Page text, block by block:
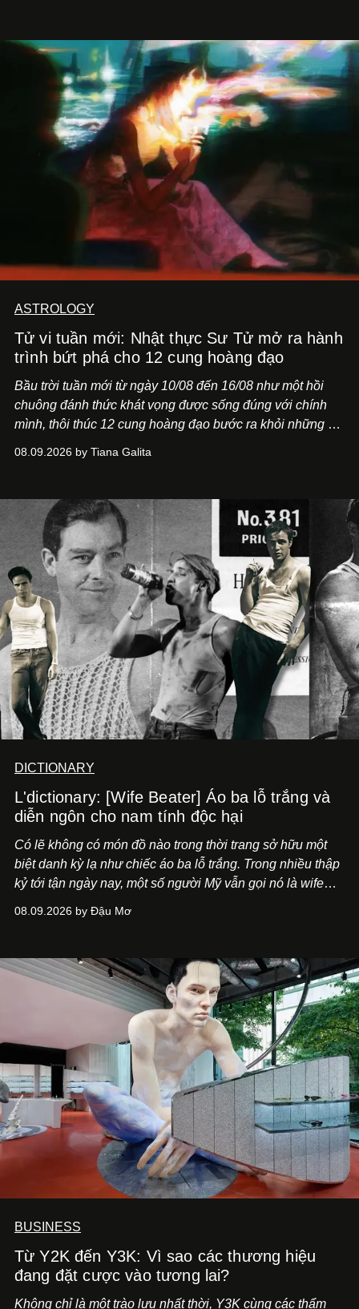
Kitchen Bar và SALEM tại TP.HCM.
ASTROLOGY
Tử vi tuần mới: Nhật thực Sư Tử mở ra hành
trình bứt phá cho 12 cung hoàng đạo
Bầu trời tuần mới từ ngày 10/08 đến 16/08 như một hồi
chuông đánh thức khát vọng được sống đúng với chính
mình, thôi thúc 12 cung hoàng đạo bước ra khỏi những vỏ
08.09.2026 by Tiana Galita
DICTIONARY
L'dictionary: [Wife Beater] Áo ba lỗ trắng và
diễn ngôn cho nam tính độc hại
Có lẽ không có món đồ nào trong thời trang sở hữu một
biệt danh kỳ lạ như chiếc áo ba lỗ trắng. Trong nhiều thập
kỷ tới tận ngày nay, một số người Mỹ vẫn gọi nó là wife
08.09.2026 by Đậu Mơ
BUSINESS
Từ Y2K đến Y3K: Vì sao các thương hiệu
đang đặt cược vào tương lai?
Không chỉ là một trào lưu nhất thời, Y3K cùng các thẩm